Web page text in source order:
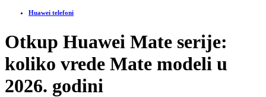
Huawei telefoni
Otkup Huawei Mate serije:
koliko vrede Mate modeli u
2026. godini